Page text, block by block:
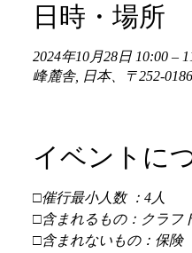
日時・場所
2024年10月28日 10:00 –
峰麓舎, 日本、〒252-
イベントに
□催行最小人数 ：4人
□含まれるもの：クラフ
□含まれないもの：保険